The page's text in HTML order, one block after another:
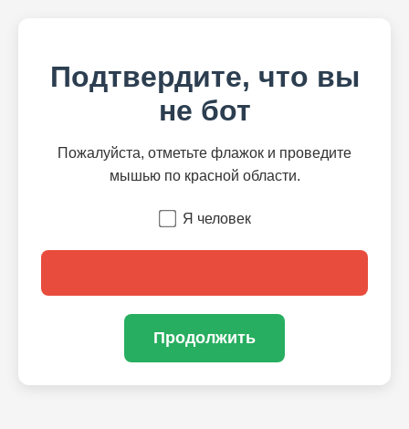
Подтвердите, что вы
не бот
Пожалуйста, отметьте флажок и проведите
мышью по красной области.
Я человек
Продолжить